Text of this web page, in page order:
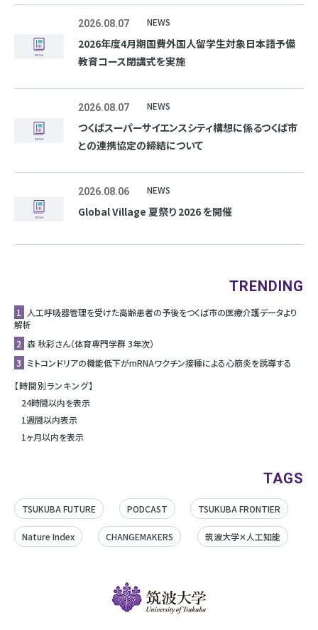
2026.08.07 NEWS
2026年度4月期国費外国人留学生対象日本語予備
教育コース閉講式を実施
2026.08.07 NEWS
つくばスーパーサイエンスシティ構想に係るつくば市
との連携協定の締結について
2026.08.06 NEWS
Global Village 夏祭り 2026 を開催
TRENDING
1
人工呼吸器管理を受けた高齢患者の予後をつくば市の医療介護データより
解析
2 森 秋彩さん（体育専門学群 3年次）
3 ミトコンドリアの機能低下がmRNAワクチン接種による心筋炎を誘導する
【時間別ランキング】
24時間以内を表示
1週間以内表示
1ヶ月以内を表示
TAGS
TSUKUBA FUTURE PODCAST TSUKUBA FRONTIER
Nature Index CHANGEMAKERS 筑波大学✕人工知能